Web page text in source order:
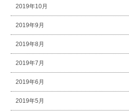
2019年10月
2019年9月
2019年8月
2019年7月
2019年6月
2019年5月